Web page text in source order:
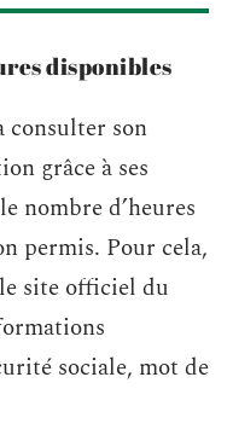
disponibles
consulter son
grâce à ses
nombre d’heures
permis. Pour cela,
site officiel du
sociale, mot de